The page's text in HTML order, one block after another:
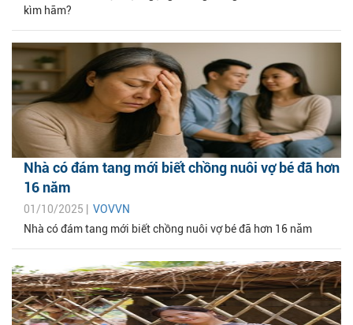
kìm hãm?
Nhà có đám tang mới biết chồng nuôi vợ bé đã hơn
16 năm
01/10/2025 | VOVVN
Nhà có đám tang mới biết chồng nuôi vợ bé đã hơn 16 năm